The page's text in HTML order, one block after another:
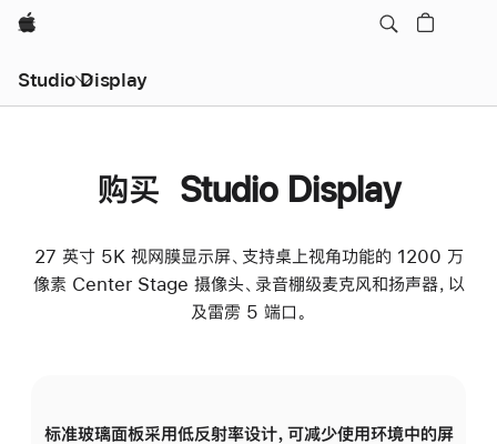
Apple
Studio Display
购买 Studio Display
27 英寸 5K 视网膜显示屏、支持桌上视角功能的 1200 万
像素 Center Stage 摄像头、录音棚级麦克风和扬声器，以
及雷雳 5 端口。
标准玻璃面板采用低反射率设计，可减少使用环境中的屏